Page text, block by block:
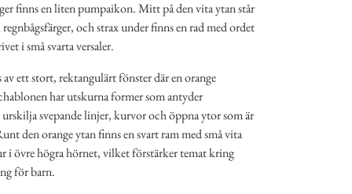
finns en liten pumpaikon. Mitt på den vita ytan står
och strax under finns en rad med ordet
i små svarta versaler.
ett stort, rektangulärt fönster där en orange
har utskurna former som antyder
svepande linjer, kurvor och öppna ytor som är
den orange ytan finns en svart ram med små vita
i övre högra hörnet, vilket förstärker temat kring
för barn.